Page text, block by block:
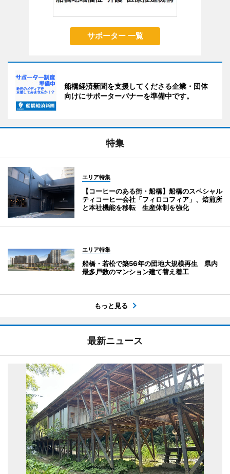
サポーター 一覧
船橋経済新聞を支援してくださる企業・団体
向けにサポーターバナーを準備中です。
特集
エリア特集
【コーヒーのある街・船橋】船橋のスペシャル
ティコーヒー会社「フィロコフィア」、焙煎所
と本社機能を移転 生産体制を強化
エリア特集
船橋・若松で築56年の団地大規模再生 県内
最多戸数のマンション建て替え着工
もっと見る
最新ニュース